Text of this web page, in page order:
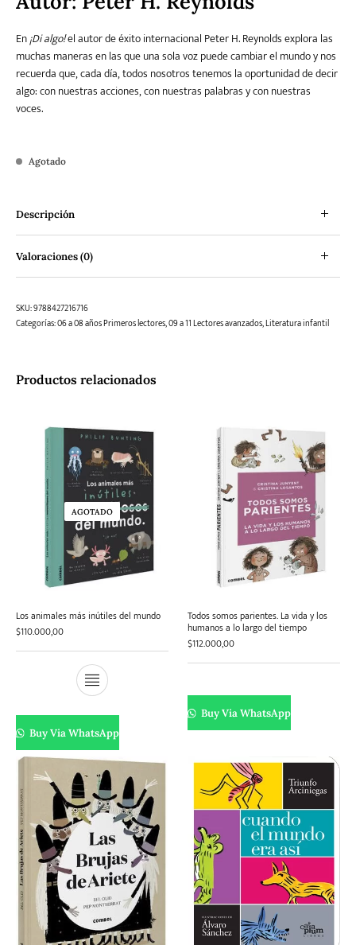
Teatro Varios Young Adult
En¡Di algo!el autor de éxito internacional Peter H. Reynolds explora las
muchas maneras en las que una sola voz puede cambiar el mundo y nos
recuerda que, cada día, todos nosotros tenemos la oportunidad de decir
algo: con nuestras acciones, con nuestras palabras y con nuestras
voces.
Agotado
Descripción
Valoraciones (0)
SKU:9788427216716
Categorías:06 a 08 años Primeros lectores,09 a 11 Lectores avanzados,Literatura infantil
Productos relacionados
AGOTADO
Los animales más inútiles del mundo
$110.000,00
Buy Via WhatsApp
Todos somos parientes. La vida y los
humanos a lo largo del tiempo
$112.000,00
Buy Via WhatsApp